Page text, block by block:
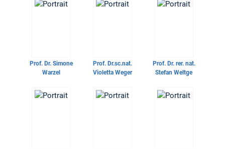
Prof. Dr. Simone
Warzel
Prof. Dr.sc.nat.
Violetta Weger
Prof. Dr. rer. nat.
Stefan Weltge